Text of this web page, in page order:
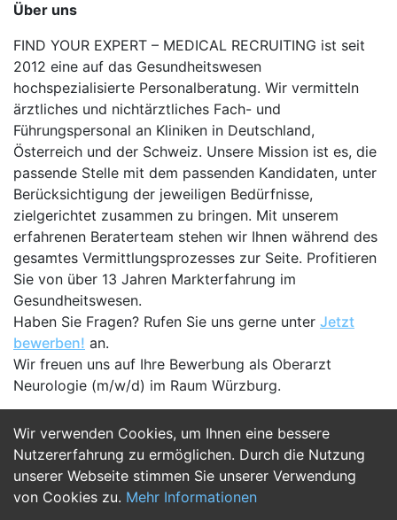
Wir verwenden Cookies, um Ihnen eine bessere
Nutzererfahrung zu ermöglichen. Durch die Nutzung
unserer Webseite stimmen Sie unserer Verwendung
von Cookies zu. Mehr Informationen
Über uns
FIND YOUR EXPERT – MEDICAL RECRUITING ist seit
2012 eine auf das Gesundheitswesen
hochspezialisierte Personalberatung. Wir vermitteln
ärztliches und nichtärztliches Fach- und
Führungspersonal an Kliniken in Deutschland,
Österreich und der Schweiz. Unsere Mission ist es, die
passende Stelle mit dem passenden Kandidaten, unter
Berücksichtigung der jeweiligen Bedürfnisse,
zielgerichtet zusammen zu bringen. Mit unserem
erfahrenen Beraterteam stehen wir Ihnen während des
gesamtes Vermittlungsprozesses zur Seite. Profitieren
Sie von über 13 Jahren Markterfahrung im
Gesundheitswesen.
Haben Sie Fragen? Rufen Sie uns gerne unter Jetzt
bewerben! an.
Wir freuen uns auf Ihre Bewerbung als Oberarzt
Neurologie (m/w/d) im Raum Würzburg.
Jetzt Bewerben